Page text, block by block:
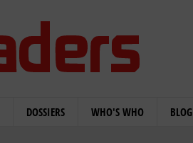
DOSSIERS WHO'S WHO BLOG